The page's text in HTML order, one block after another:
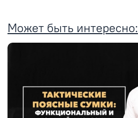
Может быть интересно: